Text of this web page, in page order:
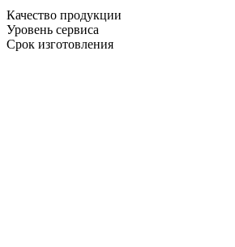
Качество продукции
Уровень сервиса
Срок изготовления